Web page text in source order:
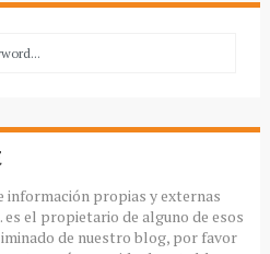
información propias y externas
el propietario de alguno de esos
de nuestro blog, por favor